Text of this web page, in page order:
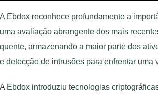
A Ebdox reconhece profundamente a
uma avaliação abrangente dos mais
quente, armazenando a maior parte dos
e detecção de intrusões para enfrentar uma
A Ebdox introduziu tecnologias